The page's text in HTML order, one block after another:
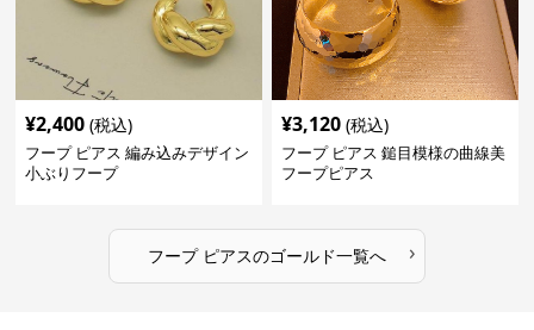
¥2,400 (税込)
フープ ピアス 編み込みデザイン
小ぶりフープ
¥3,120 (税込)
フープ ピアス 鎚目模様の曲線美
フープピアス
フープ ピアスのゴールド一覧へ ›